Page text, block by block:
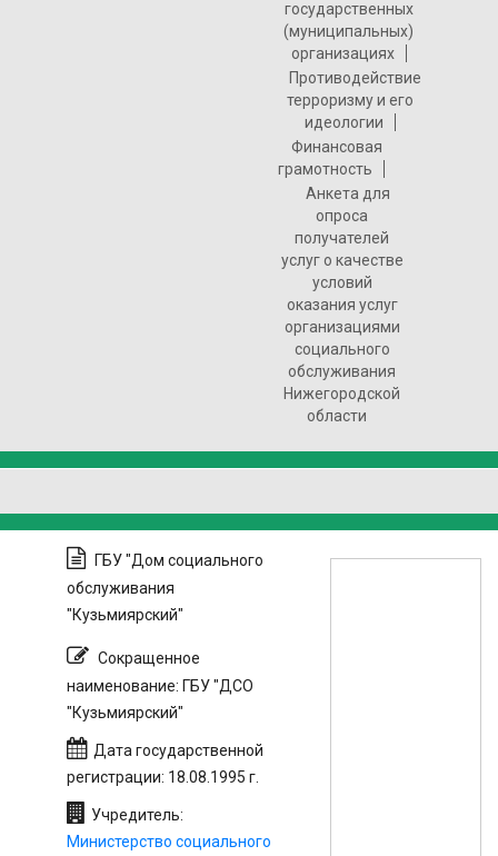
государственных
(муниципальных)
организациях
Противодействие
терроризму и его
идеологии
Финансовая
грамотность
Анкета для
опроса
получателей
услуг о качестве
условий
оказания услуг
организациями
социального
обслуживания
Нижегородской
области
ГБУ "Дом социального
обслуживания
"Кузьмиярский"
Сокращенное
наименование: ГБУ "ДСО
"Кузьмиярский"
Дата государственной
регистрации: 18.08.1995 г.
Учредитель:
Министерство социального